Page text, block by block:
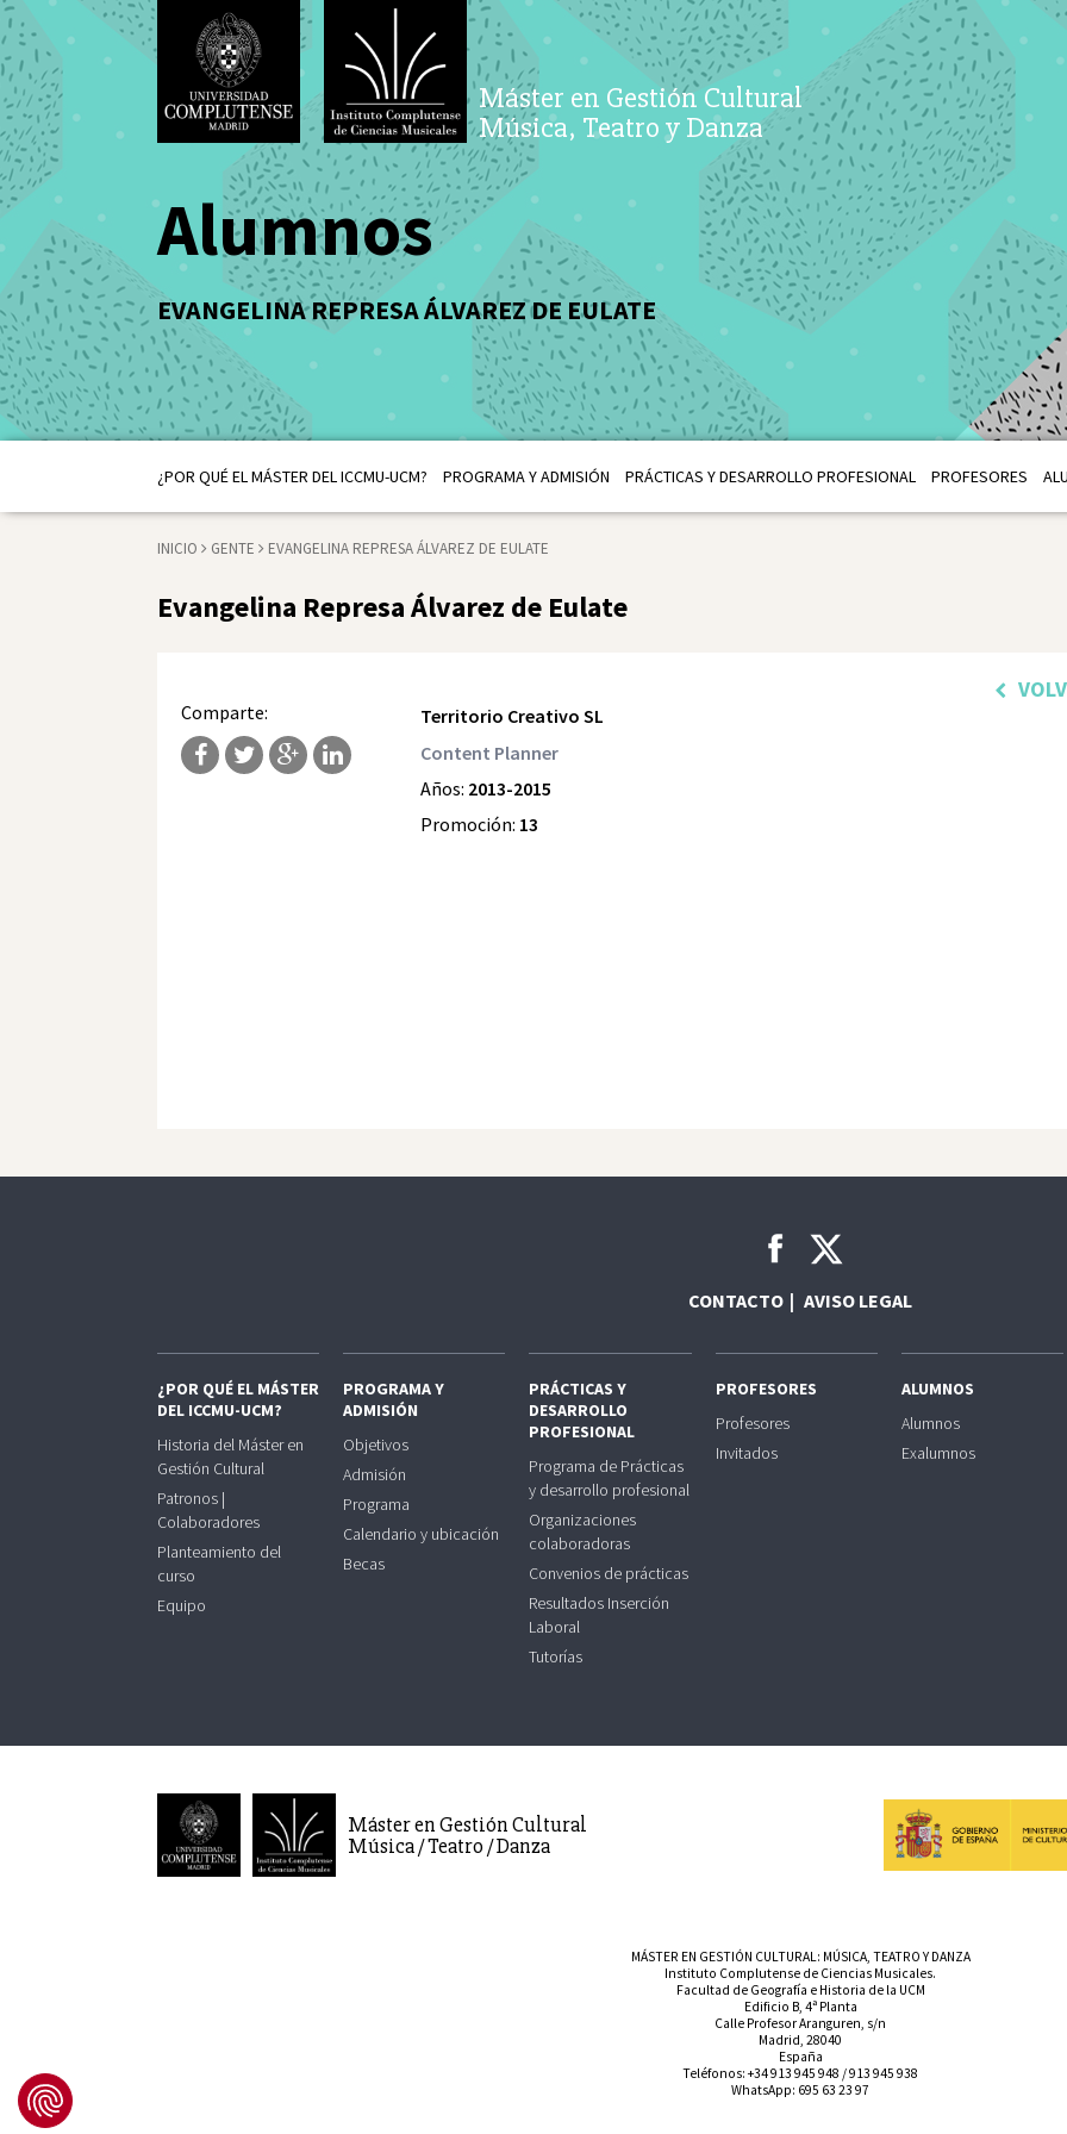
Máster en Gestión Cultural
Música, Teatro y Danza
Alumnos
EVANGELINA REPRESA ÁLVAREZ DE EULATE
¿POR QUÉ EL MÁSTER DEL ICCMU-UCM? PROGRAMA Y ADMISIÓN PRÁCTICAS Y DESARROLLO PROFESIONAL PROFESORES
INICIO GENTE EVANGELINA REPRESA ÁLVAREZ DE EULATE
Evangelina Represa Álvarez de Eulate
Comparte:
Territorio Creativo SL
Content Planner
Años: 2013-2015
Promoción: 13
CONTACTO AVISO LEGAL
¿POR QUÉ EL MÁSTER
DEL ICCMU-UCM?
Historia del Máster en
Gestión Cultural
Patronos |
Colaboradores
Planteamiento del
curso
Equipo
PROGRAMA Y
ADMISIÓN
Objetivos
Admisión
Programa
Calendario y ubicación
Becas
PRÁCTICAS Y
DESARROLLO
PROFESIONAL
Programa de Prácticas
y desarrollo profesional
Organizaciones
colaboradoras
Convenios de prácticas
Resultados Inserción
Laboral
Tutorías
PROFESORES
Profesores
Invitados
ALUMNOS
Alumnos
Exalumnos
Máster en Gestión Cultural
Música / Teatro / Danza
MÁSTER EN GESTIÓN CULTURAL: MÚSICA, TEATRO Y DANZA
Instituto Complutense de Ciencias Musicales.
Facultad de Geografía e Historia de la UCM
Edificio B, 4ª Planta
Calle Profesor Aranguren, s/n
Madrid, 28040
España
Teléfonos: +34 913 945 948 /913 945 938
WhatsApp: 695 63 23 97